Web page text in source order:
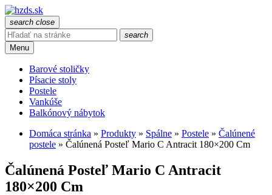
search close
search
Menu
Barové stoličky
Písacie stoly
Postele
Vankúše
Balkónový nábytok
Domáca stránka » Produkty » Spálne » Postele » Čalúnené
postele » Čalúnená Posteľ Mario C Antracit 180×200 Cm
Čalúnená Posteľ Mario C Antracit
180×200 Cm